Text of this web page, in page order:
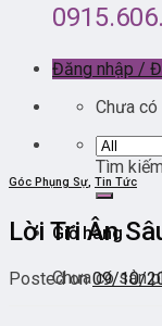
Đăng nhập /
Chưa
Tìm
Giỏ hàng
Chưa có sản
Góc Phụng Sự, Tin Tức
Lời Tri Ân
Posted on09/10/